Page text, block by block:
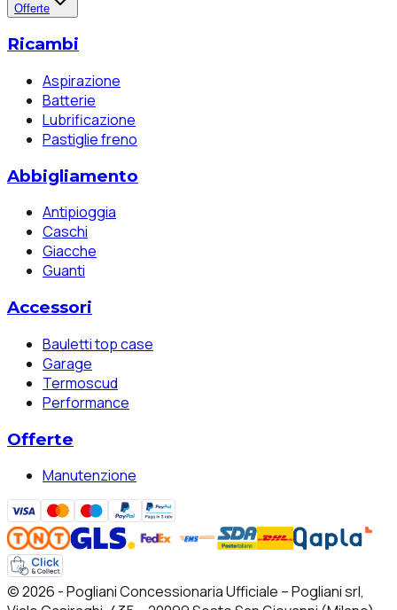
Offerte
Ricambi
Aspirazione
Batterie
Lubrificazione
Pastiglie freno
Abbigliamento
Antipioggia
Caschi
Giacche
Guanti
Accessori
Bauletti top case
Garage
Termoscud
Performance
Offerte
Manutenzione
© 2026 - Pogliani Concessionaria Ufficiale – Pogliani srl,